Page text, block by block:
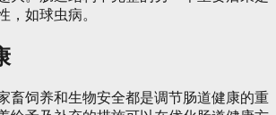
，如球虫病。
畜饲养和生物安全都是调节肠道健康的重